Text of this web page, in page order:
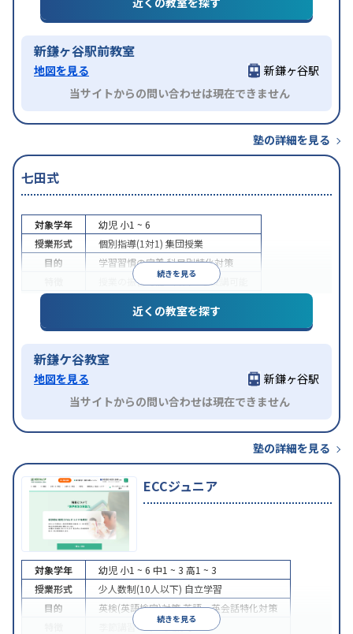
新鎌ヶ谷駅前教室
地図を見る
新鎌ヶ谷駅
当サイトからの問い合わせは現在できません
塾の詳細を見る
七田式
続きを見る
対象学年 幼児 小1 ~ 6
授業形式
個別指導(1対1) 集団授業
目的
学習習慣の定着科目別特化対策
授業の振替可能1科目から受講可能
近くの教室を探す
新鎌ケ谷教室
地図を見る
新鎌ヶ谷駅
当サイトからの問い合わせは現在できません
塾の詳細を見る
ECCジュニア
続きを見る
対象学年 幼児 小1 ~ 6 中1 ~ 3 高1 ~ 3
授業形式
少人数制(10人以下) 自立学習
目的
英検(英語検定)対策英語・英会話特化対策
季節講習のみの受講可